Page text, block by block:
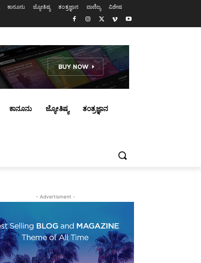
ಕಾನೂನು ಜ್ಯೋತಿಷ್ಯ ತಂತ್ರಜ್ಞಾನ ವಾಣಿಜ್ಯ ವಿಶೇಷ
ಕಾನೂನು ಜ್ಯೋತಿಷ್ಯ ತಂತ್ರಜ್ಞಾನ
- Advertisment -